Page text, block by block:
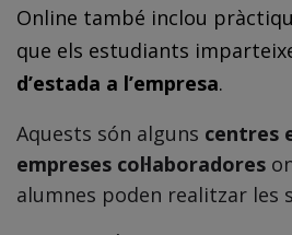
Online també inclou
que els estudiants
d’estada a l’empresa.
Aquests són alguns centres
empreses col·laboradores
alumnes poden realitzar les